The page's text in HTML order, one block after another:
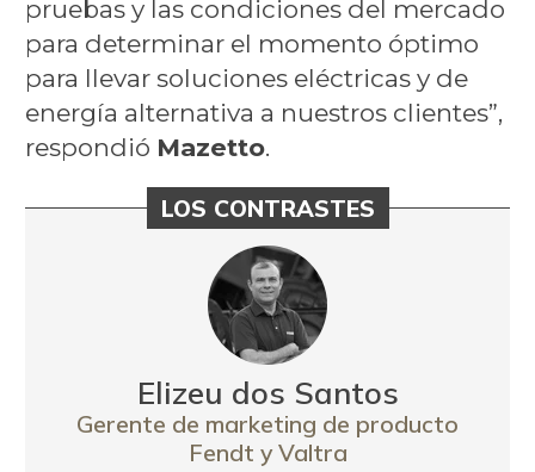
pruebas y las condiciones del mercado
para determinar el momento óptimo
para llevar soluciones eléctricas y de
energía alternativa a nuestros clientes”,
respondió Mazetto.
LOS CONTRASTES
Elizeu dos Santos
Gerente de marketing de producto
Fendt y Valtra